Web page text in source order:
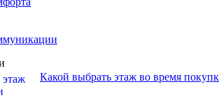
Какой выбрать этаж во время